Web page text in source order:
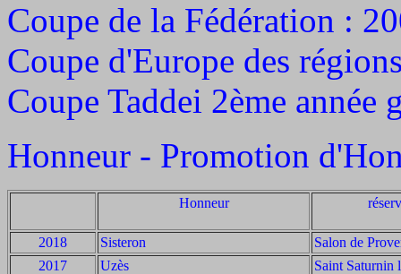
Coupe de la Fédération :
Coupe d'Europe des
Coupe Taddei 2ème année
Honneur - Promotion
Honneur
2018 Sisteron
Salon de
2017
Uzès
Saint Saturnin